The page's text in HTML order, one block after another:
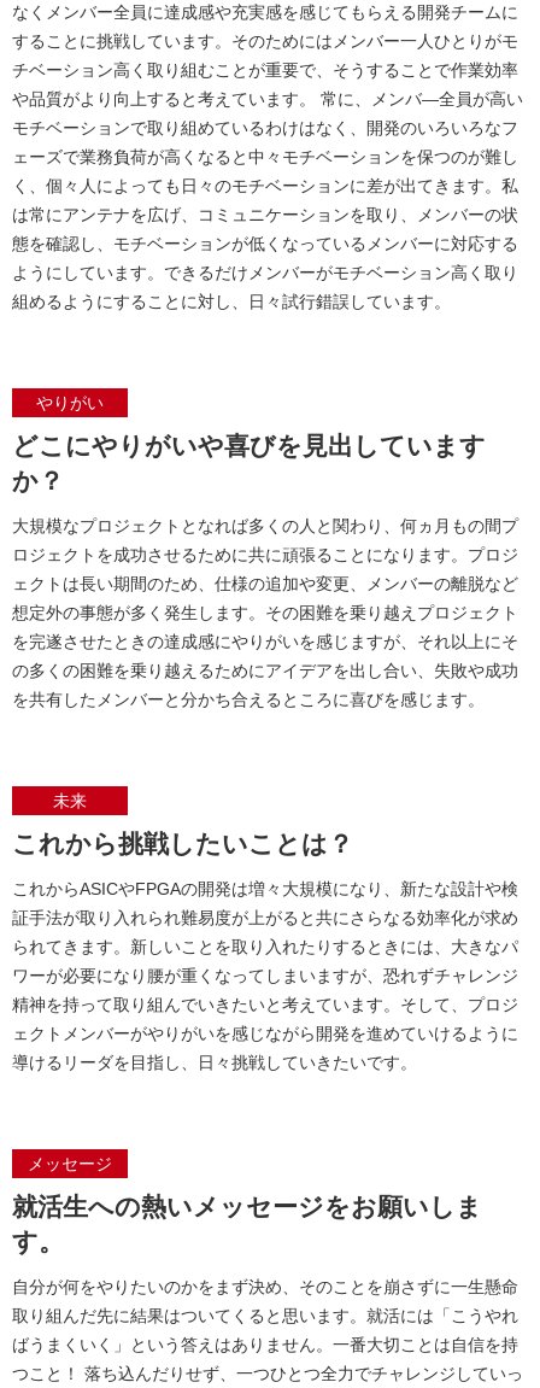
なくメンバー全員に達成感や充実感を感じてもらえる開発チームに
することに挑戦しています。そのためにはメンバー一人ひとりがモ
チベーション高く取り組むことが重要で、そうすることで作業効率
や品質がより向上すると考えています。 常に、メンバ―全員が高い
モチベーションで取り組めているわけはなく、開発のいろいろなフ
ェーズで業務負荷が高くなると中々モチベーションを保つのが難し
く、個々人によっても日々のモチベーションに差が出てきます。私
は常にアンテナを広げ、コミュニケーションを取り、メンバーの状
態を確認し、モチベーションが低くなっているメンバーに対応する
ようにしています。できるだけメンバーがモチベーション高く取り
組めるようにすることに対し、日々試行錯誤しています。
やりがい
どこにやりがいや喜びを見出しています
か？
大規模なプロジェクトとなれば多くの人と関わり、何ヵ月もの間プ
ロジェクトを成功させるために共に頑張ることになります。プロジ
ェクトは長い期間のため、仕様の追加や変更、メンバーの離脱など
想定外の事態が多く発生します。その困難を乗り越えプロジェクト
を完遂させたときの達成感にやりがいを感じますが、それ以上にそ
の多くの困難を乗り越えるためにアイデアを出し合い、失敗や成功
を共有したメンバーと分かち合えるところに喜びを感じます。
未来
これから挑戦したいことは？
これからASICやFPGAの開発は増々大規模になり、新たな設計や検
証手法が取り入れられ難易度が上がると共にさらなる効率化が求め
られてきます。新しいことを取り入れたりするときには、大きなパ
ワーが必要になり腰が重くなってしまいますが、恐れずチャレンジ
精神を持って取り組んでいきたいと考えています。そして、プロジ
ェクトメンバーがやりがいを感じながら開発を進めていけるように
導けるリーダを目指し、日々挑戦していきたいです。
メッセージ
就活生への熱いメッセージをお願いしま
す。
自分が何をやりたいのかをまず決め、そのことを崩さずに一生懸命
取り組んだ先に結果はついてくると思います。就活には「こうやれ
ばうまくいく」という答えはありません。一番大切ことは自信を持
つこと！ 落ち込んだりせず、一つひとつ全力でチャレンジしていっ